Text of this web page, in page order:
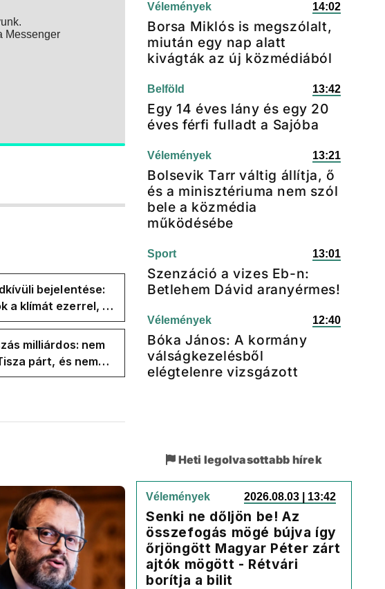
Messenger
bejelentése:
a klímát ezerrel, a
vége az
milliárdos: nem
párt, és nem
Péter a
Vélemények 14:02
Borsa Miklós is megszólalt,
miután egy nap alatt
kivágták az új közmédiából
Belföld 13:42
Egy 14 éves lány és egy 20
éves férfi fulladt a Sajóba
Vélemények 13:21
Bolsevik Tarr váltig állítja, ő
és a minisztériuma nem szól
bele a közmédia
működésébe
Sport 13:01
Szenzáció a vizes Eb-n:
Betlehem Dávid aranyérmes!
Vélemények 12:40
Bóka János: A kormány
válságkezelésből
elégtelenre vizsgázott
Heti legolvasottabb hírek
Vélemények 2026.08.03 | 13:42
Senki ne dőljön be! Az
összefogás mögé bújva így
őrjöngött Magyar Péter zárt
ajtók mögött - Rétvári
borítja a bilit